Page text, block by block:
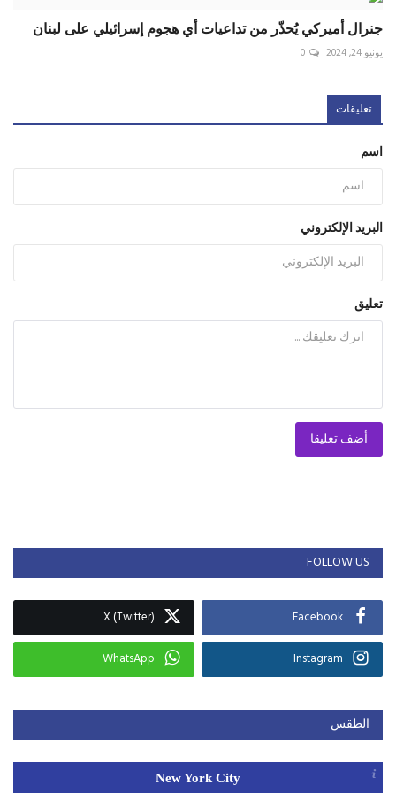
جنرال أميركي يُحذّر من تداعيات أي هجوم إسرائيلي على لبنان
يونيو 24, 2024 0
تعليقات
اسم
البريد الإلكتروني
تعليق
أضف تعليقا
FOLLOW US
Facebook
X (Twitter)
Instagram
WhatsApp
الطقس
New York City